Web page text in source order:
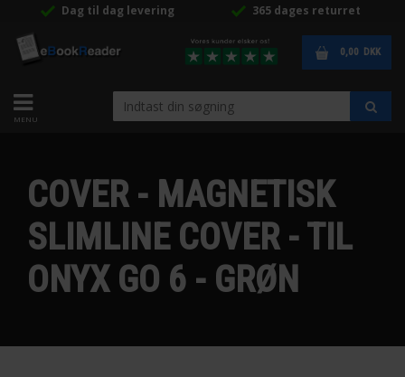
Dag til dag levering 365 dages returret
0,00 DKK
COVER - MAGNETISK
SLIMLINE COVER - TIL
ONYX GO 6 - GRØN